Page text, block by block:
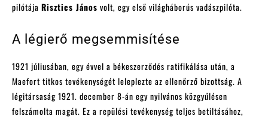
pilótája Risztics János volt, egy első világháborús vadászpilóta.
A légierő megsemmisítése
1921 júliusában, egy évvel a békeszerződés ratifikálása után, a
Maefort titkos tevékenységét leleplezte az ellenőrző bizottság. A
légitársaság 1921. december 8-án egy nyilvános közgyűlésen
felszámolta magát. Ez a repülési tevékenység teljes betiltásához,